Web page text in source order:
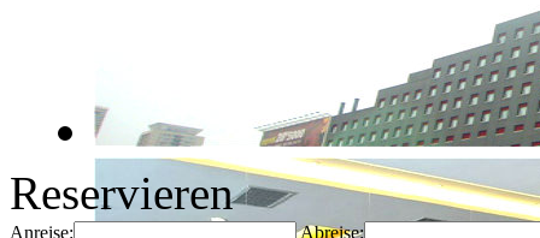
Reservieren
Anreise: Abreise: